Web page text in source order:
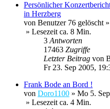
Persönlicher
in Herzberg
von Benutzer 76 gelöscht»
» Lesezeit ca. 8 Min.
3Antworten
17463 Zugriffe
Letzter Beitrag von
Fr 23. Sep 2005,
Frank Bode an Bord !
von Doro1100 » Mo 5.
» Lesezeit ca. 4 Min.